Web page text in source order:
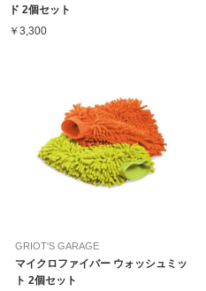
ド 2個セット
￥3,300
GRIOT'S GARAGE
マイクロファイバー ウォッシュミッ
ト 2個セット